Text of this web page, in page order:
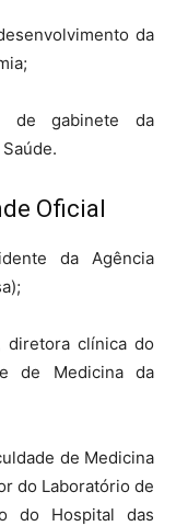
da
de gabinete da
Oficial
da Agência
diretora clínica do
de Medicina da
de Medicina
do Laboratório de
do Hospital das